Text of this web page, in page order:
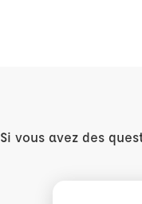
Si vous avez des